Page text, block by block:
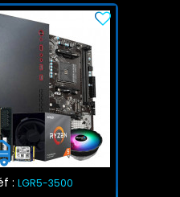
: LGR5-3500